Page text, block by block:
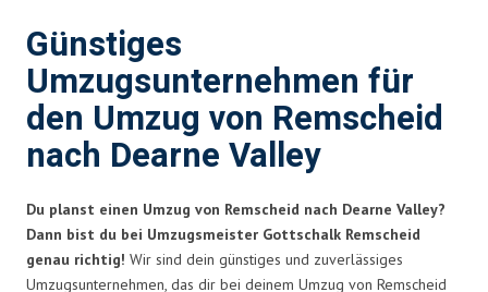
Günstiges
Umzugsunternehmen für
den Umzug von Remscheid
nach Dearne Valley
Du planst einen Umzug von Remscheid nach Dearne Valley?
Dann bist du bei Umzugsmeister Gottschalk Remscheid
genau richtig! Wir sind dein günstiges und zuverlässiges
Umzugsunternehmen, das dir bei deinem Umzug von Remscheid